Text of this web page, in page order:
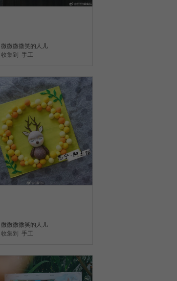
微微微微笑的人儿
收集到 手工
微微微微笑的人儿
收集到 手工